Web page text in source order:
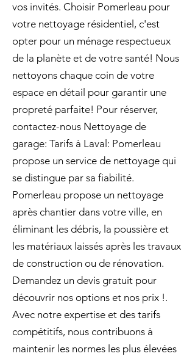
vos invités. Choisir Pomerleau pour
votre nettoyage résidentiel, c'est
opter pour un ménage respectueux
de la planète et de votre santé! Nous
nettoyons chaque coin de votre
espace en détail pour garantir une
propreté parfaite! Pour réserver,
contactez-nous Nettoyage de
garage: Tarifs à Laval: Pomerleau
propose un service de nettoyage qui
se distingue par sa fiabilité.
Pomerleau propose un nettoyage
après chantier dans votre ville, en
éliminant les débris, la poussière et
les matériaux laissés après les travaux
de construction ou de rénovation.
Demandez un devis gratuit pour
découvrir nos options et nos prix !.
Avec notre expertise et des tarifs
compétitifs, nous contribuons à
maintenir les normes les plus élevées